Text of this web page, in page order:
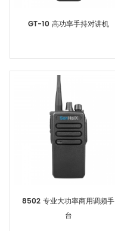
GT-10 高功率手持对讲机
8502 专业大功率商用调频手
台